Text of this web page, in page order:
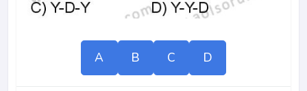
A B C D